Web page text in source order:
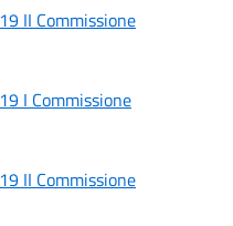
II Commissione
I Commissione
II Commissione